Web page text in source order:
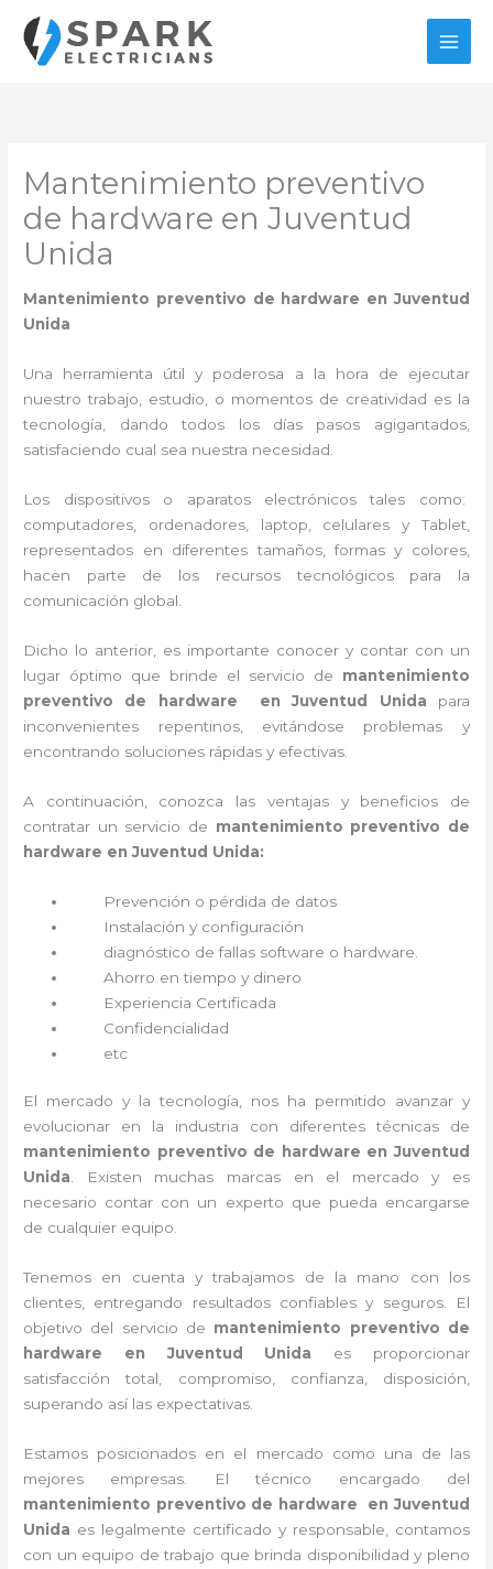
contenido
Mantenimiento preventivo
de hardware en Juventud
Unida
Mantenimiento preventivo de hardware en Juventud
Unida
Una herramienta útil y poderosa a la hora de ejecutar
nuestro trabajo, estudio, o momentos de creatividad es la
tecnología, dando todos los días pasos agigantados,
satisfaciendo cual sea nuestra necesidad.
Los dispositivos o aparatos electrónicos tales como:
computadores, ordenadores, laptop, celulares y Tablet,
representados en diferentes tamaños, formas y colores,
hacen parte de los recursos tecnológicos para la
comunicación global.
Dicho lo anterior, es importante conocer y contar con un
lugar óptimo que brinde el servicio de mantenimiento
preventivo de hardware en Juventud Unida para
inconvenientes repentinos, evitándose problemas y
encontrando soluciones rápidas y efectivas.
A continuación, conozca las ventajas y beneficios de
contratar un servicio de mantenimiento preventivo de
hardware en Juventud Unida:
Prevención o pérdida de datos
Instalación y configuración
diagnóstico de fallas software o hardware
Ahorro en tiempo y dinero
Experiencia Certificada
Confidencialidad
etc
El mercado y la tecnología, nos ha permitido avanzar y
evolucionar en la industria con diferentes técnicas de
mantenimiento preventivo de hardware en Juventud
Unida . Existen muchas marcas en el mercado y es
necesario contar con un experto que pueda encargarse
de cualquier equipo.
Tenemos en cuenta y trabajamos de la mano con los
clientes, entregando resultados confiables y seguros. El
objetivo del servicio de mantenimiento preventivo de
hardware en Juventud Unida es proporcionar
satisfacción total, compromiso, confianza, disposición,
superando así las expectativas.
Estamos posicionados en el mercado como una de las
mejores empresas. El técnico encargado del
mantenimiento preventivo de hardware en Juventud
Unida es legalmente certificado y responsable, contamos
con un equipo de trabajo que brinda disponibilidad y pleno